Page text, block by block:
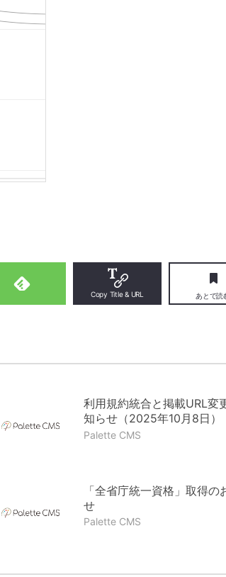
Copy Title & URL あとで読
利用規約統合と掲載URL変
知らせ（2025年10月8日）
Palette CMS
「全省庁統一資格」取得の
せ
Palette CMS